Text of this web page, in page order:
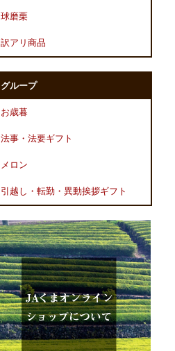
球磨栗
訳アリ商品
グループ
お歳暮
法事・法要ギフト
メロン
引越し・転勤・異動挨拶ギフト